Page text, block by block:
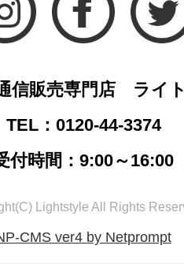
信販売専門店 ライ
TEL：0120-44-3374
付時間：9:00～16:00
Lightstyle All Rights
CMS ver4 by Netprompt